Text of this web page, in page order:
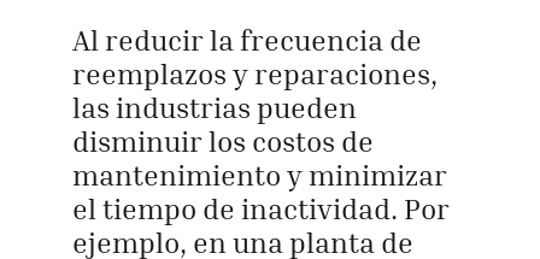
Al reducir la frecuencia de
reemplazos y reparaciones,
las industrias pueden
disminuir los costos de
mantenimiento y minimizar
el tiempo de inactividad. Por
ejemplo, en una planta de